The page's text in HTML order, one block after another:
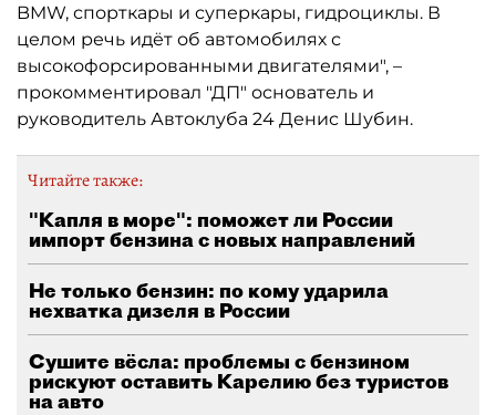
BMW, спорткары и суперкары, гидроциклы. В
целом речь идёт об автомобилях с
высокофорсированными двигателями", –
прокомментировал "ДП" основатель и
руководитель Автоклуба 24 Денис Шубин.
Читайте также:
"Капля в море": поможет ли России
импорт бензина с новых направлений
Не только бензин: по кому ударила
нехватка дизеля в России
Сушите вёсла: проблемы с бензином
рискуют оставить Карелию без туристов
на авто